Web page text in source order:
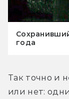
года
Так точно и
или нет: